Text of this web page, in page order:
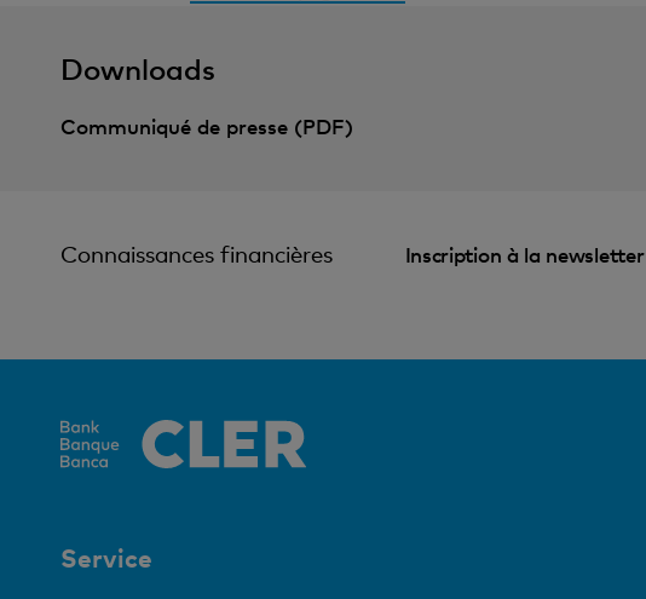
Downloads
Communiqué de presse (PDF)
Connaissances financières Inscription à la newsletter
Service